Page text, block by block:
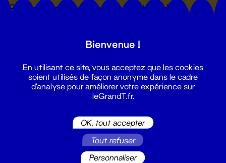
Suivez toutes les actualités du
Bienvenue !
En utilisant ce site, vous acceptez que les cookies
soient utilisés de façon anonyme dans le cadre
d'analyse pour améliorer votre expérience sur
leGrandT.fr.
OK, tout accepter
Tout refuser
Personnaliser